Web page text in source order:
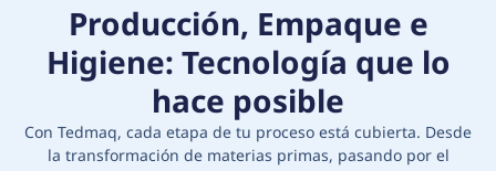
Producción, Empaque e
Higiene: Tecnología que lo
hace posible
Con Tedmaq, cada etapa de tu proceso está cubierta. Desde
la transformación de materias primas, pasando por el